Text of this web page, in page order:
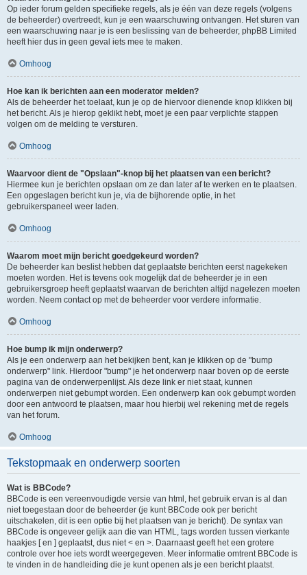
Op ieder forum gelden specifieke regels, als je één van deze regels (volgens
de beheerder) overtreedt, kun je een waarschuwing ontvangen. Het sturen van
een waarschuwing naar je is een beslissing van de beheerder, phpBB Limited
heeft hier dus in geen geval iets mee te maken.
Omhoog
Hoe kan ik berichten aan een moderator melden?
Als de beheerder het toelaat, kun je op de hiervoor dienende knop klikken bij
het bericht. Als je hierop geklikt hebt, moet je een paar verplichte stappen
volgen om de melding te versturen.
Omhoog
Waarvoor dient de "Opslaan"-knop bij het plaatsen van een bericht?
Hiermee kun je berichten opslaan om ze dan later af te werken en te plaatsen.
Een opgeslagen bericht kun je, via de bijhorende optie, in het
gebruikerspaneel weer laden.
Omhoog
Waarom moet mijn bericht goedgekeurd worden?
De beheerder kan beslist hebben dat geplaatste berichten eerst nagekeken
moeten worden. Het is tevens ook mogelijk dat de beheerder je in een
gebruikersgroep heeft geplaatst waarvan de berichten altijd nagelezen moeten
worden. Neem contact op met de beheerder voor verdere informatie.
Omhoog
Hoe bump ik mijn onderwerp?
Als je een onderwerp aan het bekijken bent, kan je klikken op de "bump
onderwerp" link. Hierdoor "bump" je het onderwerp naar boven op de eerste
pagina van de onderwerpenlijst. Als deze link er niet staat, kunnen
onderwerpen niet gebumpt worden. Een onderwerp kan ook gebumpt worden
door een antwoord te plaatsen, maar hou hierbij wel rekening met de regels
van het forum.
Omhoog
Tekstopmaak en onderwerp soorten
Wat is BBCode?
BBCode is een vereenvoudigde versie van html, het gebruik ervan is al dan
niet toegestaan door de beheerder (je kunt BBCode ook per bericht
uitschakelen, dit is een optie bij het plaatsen van je bericht). De syntax van
BBCode is ongeveer gelijk aan die van HTML, tags worden tussen vierkante
haakjes [ en ] geplaatst, dus niet < en >. Daarnaast geeft het een grotere
controle over hoe iets wordt weergegeven. Meer informatie omtrent BBCode is
te vinden in de handleiding die je kunt openen als je een bericht plaatst.